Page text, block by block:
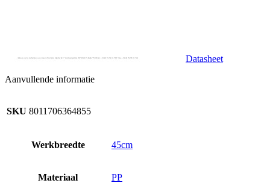
Datasheet
Aanvullende informatie
SKU 8011706364855
Werkbreedte 45cm
Materiaal PP